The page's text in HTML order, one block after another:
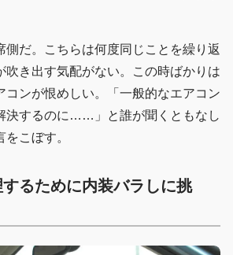
側だ。こちらは何度同じことを繰り返
吹き出す気配がない。この時ばかりは
コンが恨めしい。「一般的なエアコン
決するのに……」と誰が聞くともなし
こぼす。
るために内装バラしに挑